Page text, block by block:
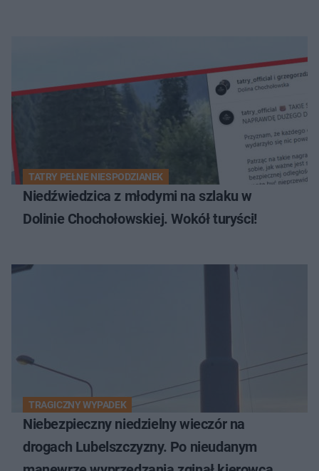
TATRY PEŁNE NIESPODZIANEK
Niedźwiedzica z młodymi na szlaku w
Dolinie Chochołowskiej. Wokół turyści!
TRAGICZNY WYPADEK
Niebezpieczny niedzielny wieczór na
drogach Lubelszczyzny. Po nieudanym